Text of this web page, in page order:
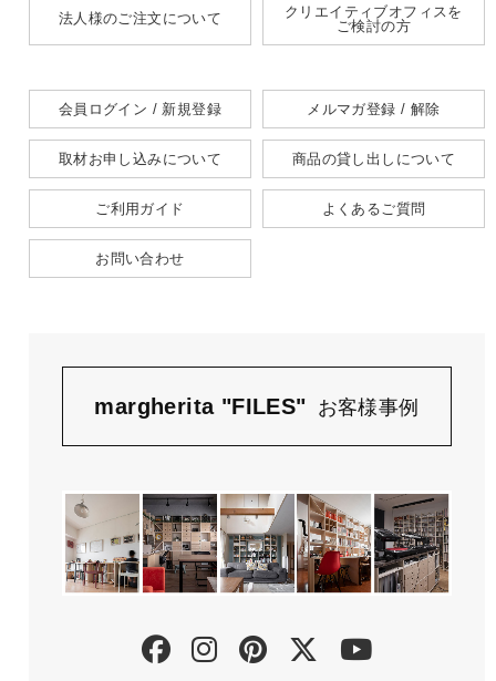
法人様のご注文について
クリエイティブオフィスを
ご検討の方
会員ログイン / 新規登録 メルマガ登録 / 解除
取材お申し込みについて 商品の貸し出しについて
ご利用ガイド よくあるご質問
お問い合わせ
margherita "FILES" お客様事例